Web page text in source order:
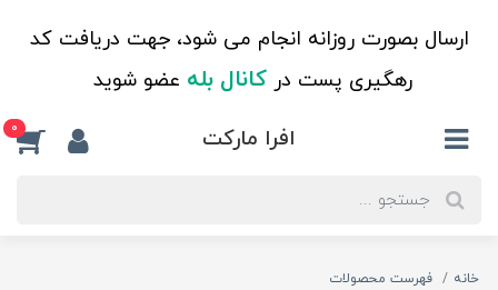
ارسال بصورت روزانه انجام می شود، جهت دریافت کد
رهگیری پست درکانال بله عضو شوید
افرا مارکت 0
خانه
فهرست محصولات